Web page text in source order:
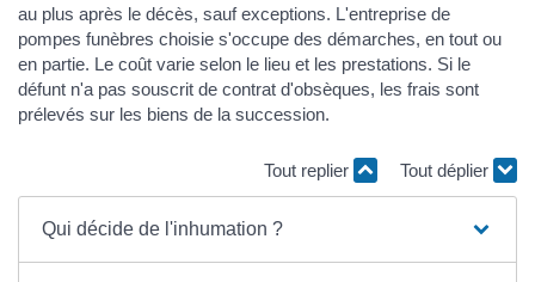
au plus après le décès, sauf exceptions. L'entreprise de
pompes funèbres choisie s'occupe des démarches, en tout ou
en partie. Le coût varie selon le lieu et les prestations. Si le
défunt n'a pas souscrit de contrat d'obsèques, les frais sont
prélevés sur les biens de la succession.
Tout replier Tout déplier
Qui décide de l'inhumation ?